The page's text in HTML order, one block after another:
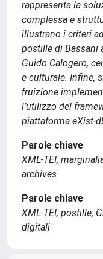
rappresenta la
complessa e
illustrano i criteri
postille di Bassani
Guido Calogero,
e culturale. Infine,
fruizione
l’utilizzo del
piattaforma eXist-
Parole chiave
XML-TEI,
archives
Parole chiave
XML-TEI, postille,
digitali